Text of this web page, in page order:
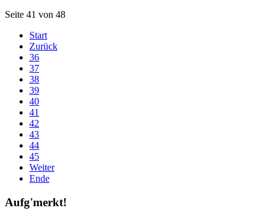
Seite 41 von 48
Start
Zurück
36
37
38
39
40
41
42
43
44
45
Weiter
Ende
Aufg'merkt!